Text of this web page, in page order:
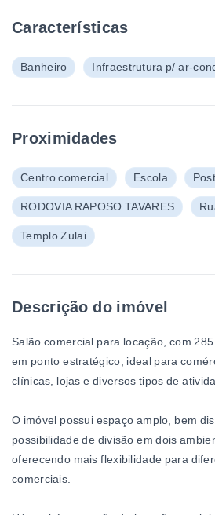
Características
Banheiro Infraestrutura p/ ar-
Proximidades
Centro comercial Escola
RODOVIA RAPOSO TAVARES
Templo Zulai
Descrição do imóvel
Salão comercial para locação, com
em ponto estratégico, ideal para
clínicas, lojas e diversos tipos de
O imóvel possui espaço amplo, bem
possibilidade de divisão em dois
oferecendo mais flexibilidade para
comerciais.